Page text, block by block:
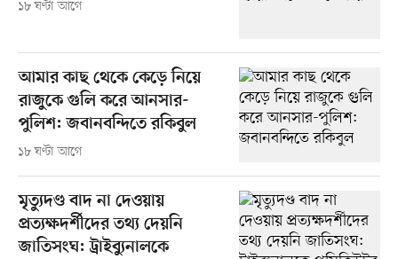
১৮ ঘণ্টা আগে
আমার কাছ থেকে কেড়ে নিয়ে
রাজুকে গুলি করে আনসার-
পুলিশ: জবানবন্দিতে রকিবুল
১৮ ঘণ্টা আগে
মৃত্যুদণ্ড বাদ না দেওয়ায়
প্রত্যক্ষদর্শীদের তথ্য দেয়নি
জাতিসংঘ: ট্রাইব্যুনালকে